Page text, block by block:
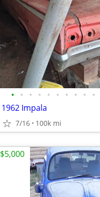
• • • • • • • • • •
1962 Impala
7/16 100k mi
$5,000